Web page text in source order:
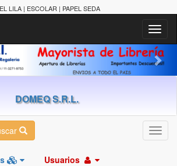
LILA | ESCOLAR | PAPEL SEDA
DOMEQ S.R.L.
Usuarios